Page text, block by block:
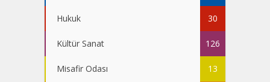
Hukuk 30
Kültür Sanat 126
Misafir Odası 13